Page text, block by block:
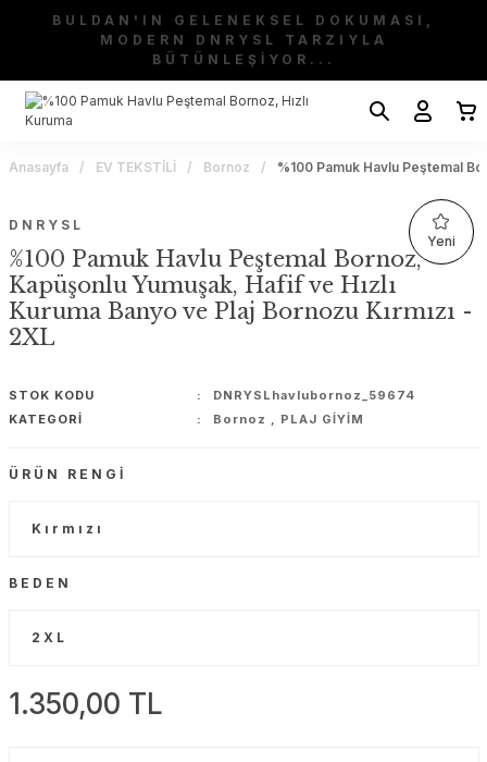
BULDAN'IN GELENEKSEL DOKUMASI,
MODERN DNRYSL TARZIYLA
BÜTÜNLEŞİYOR...
Anasayfa EV TEKSTİLİ Bornoz %100 Pamuk Havlu Peştemal
Yeni
DNRYSL
%100 Pamuk Havlu Peştemal Bornoz,
Kapüşonlu Yumuşak, Hafif ve Hızlı
Kuruma Banyo ve Plaj Bornozu Kırmızı -
2XL
STOK KODU
DNRYSLhavlubornoz_59674
KATEGORI
Bornoz , PLAJ GİYİM
ÜRÜN RENGI
BEDEN
1.350,00 TL